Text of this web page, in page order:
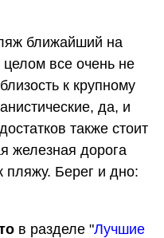
ближайший на
все очень не
к крупному
да, и
также стоит
железная дорога
пляжу. Берег и дно:
в разделе "Лучшие